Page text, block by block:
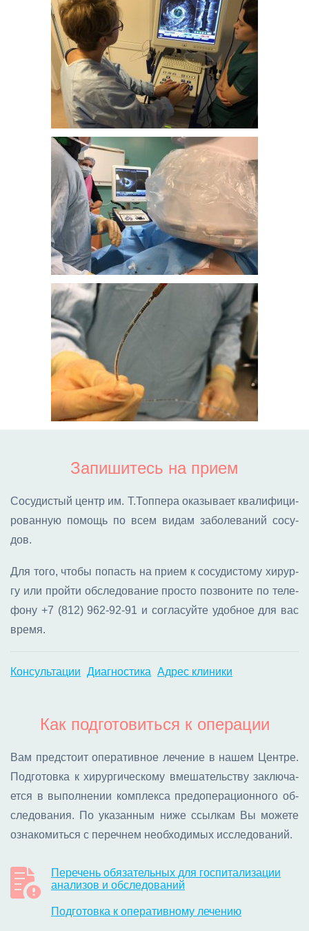
Запишитесь на прием
Со­су­ди­стый центр им. Т.Топ­пе­ра ока­зы­ва­ет ква­ли­фи­ци­
ро­ван­ную по­мощь по всем ви­дам за­бо­ле­ва­ний со­су­
дов.
Для то­го, что­бы по­пасть на при­ем к со­су­ди­сто­му хи­рур­
гу или прой­ти об­сле­до­ва­ние про­сто по­зво­ни­те по те­ле­
фо­ну +7 (812) 962-92-91 и со­гла­суй­те удоб­ное для вас
вре­мя.
Консультации Диагностика Адрес клиники
Как подготовиться к операции
Вам пред­сто­ит опе­ра­тив­ное ле­че­ние в на­шем Цен­тре.
Под­го­тов­ка к хи­рур­ги­че­ско­му вме­ша­тель­ству за­клю­ча­
ет­ся в вы­пол­не­нии ком­плек­са пред­опе­ра­ци­он­но­го об­
сле­до­ва­ния. По ука­зан­ным ни­же ссыл­кам Вы мо­же­те
озна­ко­мить­ся с пе­реч­нем необ­хо­ди­мых ис­сле­до­ва­ний.
Перечень обязательных для госпитализации
анализов и обследований
Подготовка к оперативному лечению